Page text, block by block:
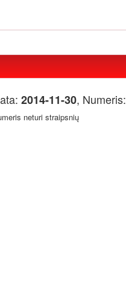
2014-11-30, Numeris:
neturi straipsnių